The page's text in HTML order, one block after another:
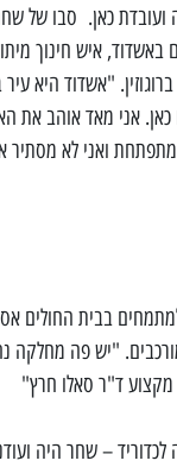
כאן. סבו של
באשדוד, איש חינוך
"אשדוד היא
אני מאד אוהב את
ואני לא מסתיר
בבית החולים
"יש פה מחלקה
מקצוע ד"ר סאלו חרץ"
– שחר היה